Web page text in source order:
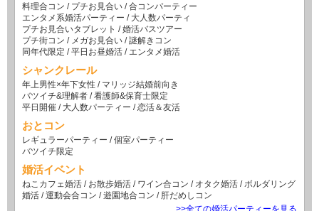
料理合コン / プチお見合い /合コンパーティー
エンタメ系婚活パーティー / 大人数パーティ
プチお見合いタブレット /婚活バスツアー
プチ街コン / メガお見合い /謎解きコン
同年代限定 /平日お昼婚活 / エンタメ婚活
シャンクレール
年上男性×年下女性 / マリッジ結婚前向き
バツイチ&理解者 /看護師&保育士限定
平日開催 / 大人数パーティー /恋活＆友活
おとコン
レギュラーパーティー /個室パーティー
バツイチ限定
婚活イベント
ねこカフェ婚活 / お散歩婚活 / ワイン合コン / オタク婚活 / ボルダリング
婚活 /運動会合コン /遊園地合コン / 肝だめしコン
>>全ての婚活パーティーを見る